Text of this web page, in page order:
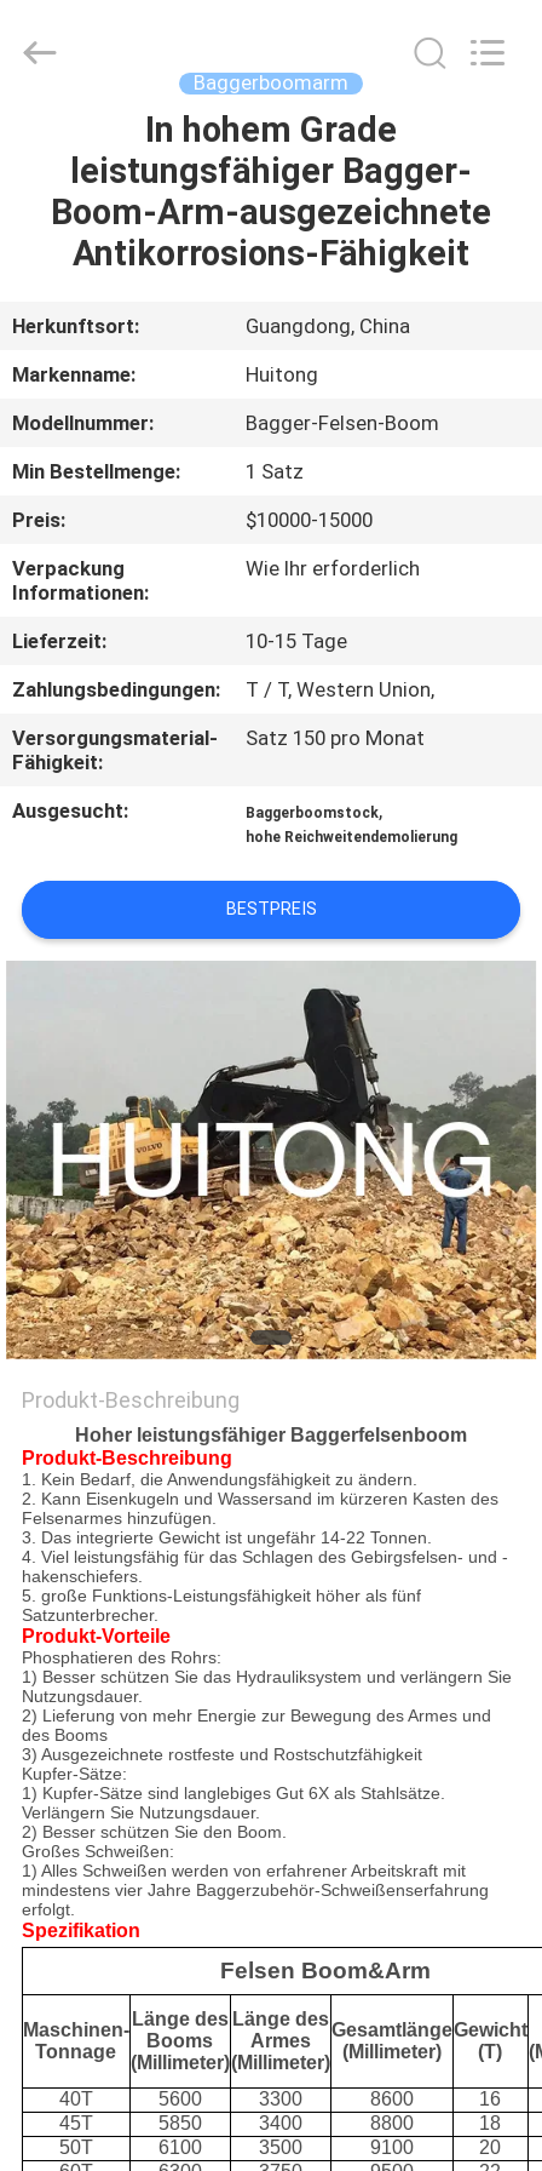
HAUSE
PRODUKTE
VR-
SHOW
ÜBER
UNS
WERKSBESICHTIGUNG
QUALITÄTSKONTROLLE
BITTE UM
EIN
ANGEBOT
SEITENVERZEICHNIS
BESTIMMUNGEN
Baggerboomarm
In hohem Grade
leistungsfähiger Bagger-
Boom-Arm-ausgezeichnete
Antikorrosions-Fähigkeit
Herkunftsort:
Guangdong, China
Markenname:
Huitong
Modellnummer:
Bagger-Felsen-Boom
Min Bestellmenge:
1 Satz
Preis:
$10000-15000
Verpackung
Informationen:
Wie Ihr erforderlich
Lieferzeit:
10-15 Tage
Zahlungsbedingungen:
T / T, Western Union,
Versorgungsmaterial-
Fähigkeit:
Satz 150 pro Monat
Ausgesucht: Baggerboomstock,
hohe Reichweitendemolierung
BESTPREIS
Produkt-Beschreibung
Hoher leistungsfähiger Baggerfelsenboom
Produkt-Beschreibung
1. Kein Bedarf, die Anwendungsfähigkeit zu ändern.
2. Kann Eisenkugeln und Wassersand im kürzeren Kasten des
Felsenarmes hinzufügen.
3. Das integrierte Gewicht ist ungefähr 14-22 Tonnen.
4. Viel leistungsfähig für das Schlagen des Gebirgsfelsen- und -
hakenschiefers.
5. große Funktions-Leistungsfähigkeit höher als fünf
Satzunterbrecher.
Produkt-Vorteile
Phosphatieren des Rohrs:
1) Besser schützen Sie das Hydrauliksystem und verlängern Sie
Nutzungsdauer.
2) Lieferung von mehr Energie zur Bewegung des Armes und
des Booms
3) Ausgezeichnete rostfeste und Rostschutzfähigkeit
Kupfer-Sätze:
1) Kupfer-Sätze sind langlebiges Gut 6X als Stahlsätze.
Verlängern Sie Nutzungsdauer.
2) Besser schützen Sie den Boom.
Großes Schweißen:
1) Alles Schweißen werden von erfahrener Arbeitskraft mit
mindestens vier Jahre Baggerzubehör-Schweißenserfahrung
erfolgt.
Spezifikation
Felsen Boom&Arm
Maschinen-
Tonnage
Länge des
Booms
(Millimeter)
Länge des
Armes
(Millimeter)
Gesamtlänge
(Millimeter)
Gewicht
(T)
40T 5600 3300 8600
16
45T
5850 3400 8800
18
50T
6100 3500 9100
20